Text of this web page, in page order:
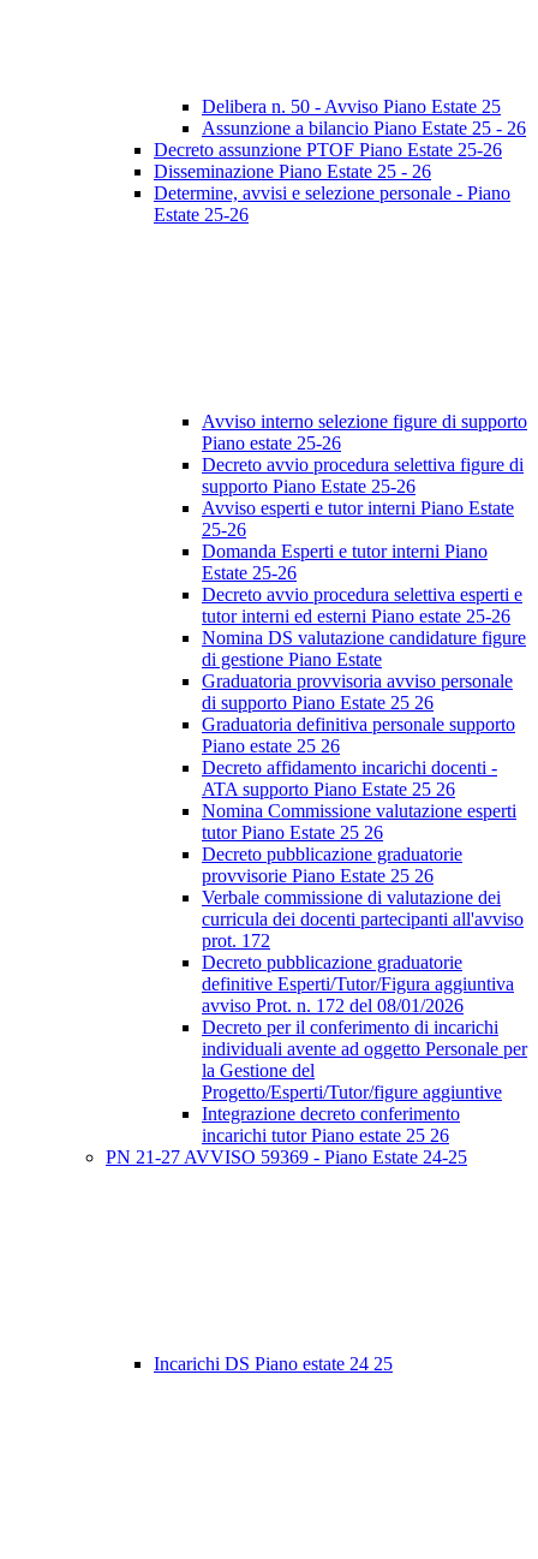
Delibera n. 50 - Avviso Piano Estate 25
Assunzione a bilancio Piano Estate 25 - 26
Decreto assunzione PTOF Piano Estate 25-26
Disseminazione Piano Estate 25 - 26
Determine, avvisi e selezione personale - Piano
Estate 25-26
Avviso interno selezione figure di supporto
Piano estate 25-26
Decreto avvio procedura selettiva figure di
supporto Piano Estate 25-26
Avviso esperti e tutor interni Piano Estate
25-26
Domanda Esperti e tutor interni Piano
Estate 25-26
Decreto avvio procedura selettiva esperti e
tutor interni ed esterni Piano estate 25-26
Nomina DS valutazione candidature figure
di gestione Piano Estate
Graduatoria provvisoria avviso personale
di supporto Piano Estate 25 26
Graduatoria definitiva personale supporto
Piano estate 25 26
Decreto affidamento incarichi docenti -
ATA supporto Piano Estate 25 26
Nomina Commissione valutazione esperti
tutor Piano Estate 25 26
Decreto pubblicazione graduatorie
provvisorie Piano Estate 25 26
Verbale commissione di valutazione dei
curricula dei docenti partecipanti all'avviso
prot. 172
Decreto pubblicazione graduatorie
definitive Esperti/Tutor/Figura aggiuntiva
avviso Prot. n. 172 del 08/01/2026
Decreto per il conferimento di incarichi
individuali avente ad oggetto Personale per
la Gestione del
Progetto/Esperti/Tutor/figure aggiuntive
Integrazione decreto conferimento
incarichi tutor Piano estate 25 26
PN 21-27 AVVISO 59369 - Piano Estate 24-25
Incarichi DS Piano estate 24 25